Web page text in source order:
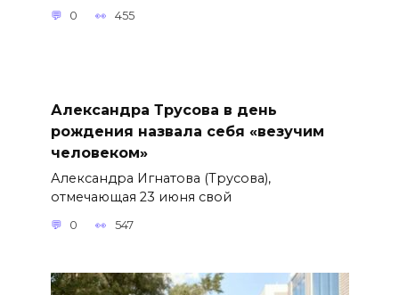
0 455
Александра Трусова в день
рождения назвала себя «везучим
человеком»
Александра Игнатова (Трусова),
отмечающая 23 июня свой
0 547